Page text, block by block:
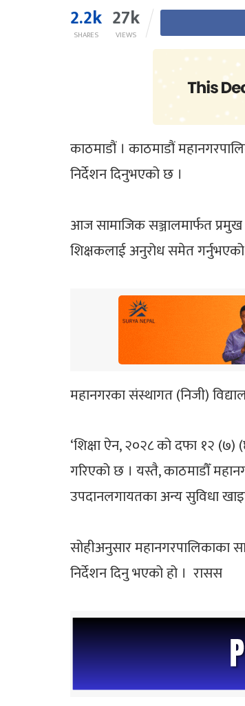
2.2k
SHARES
27k
VIEWS
काठमाडौं । काठमाडौं
निर्देशन दिनुभएको छ ।
आज सामाजिक सञ्जालमार्फत प्रमुख
शिक्षकलाई अनुरोध समेत
महानगरका संस्थागत (निजी)
‘शिक्षा ऐन, २०२८ को दफा १२
गरिएको छ । यस्तै, काठमाडौँ
उपदानलगायतका अन्य सुविधा
सोहीअनुसार महानगरपालिकाका
निर्देशन दिनु भएको हो । रासस